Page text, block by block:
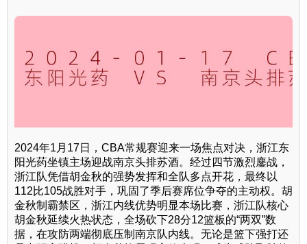
2024年1月17日，CBA常规赛迎来一场焦点对决，浙江东
阳光药坐镇主场迎战南京头排苏酒。经过四节激烈鏖战，
浙江队凭借胡金秋的强势发挥和全队多点开花，最终以
112比105战胜对手，巩固了季后赛席位争夺的主动权。胡
金秋制霸禁区，浙江内线优势明显本场比赛，浙江队核心
胡金秋延续火热状态，全场砍下28分12篮板的“两双”数
据，在攻防两端彻底压制南京队内线。无论是篮下强打还